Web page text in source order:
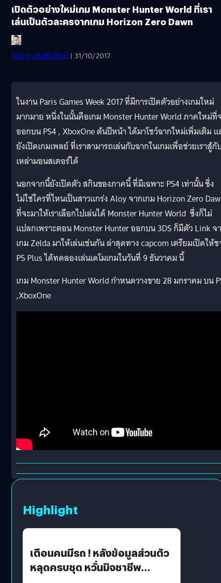
เปิดตัวอย่างใหม่เกม Monster Hunter World ที่เรา
เล่นเป็นตัวละครจากเกม Horizon Zero Dawn
วงศกร ปฐมชัยวัฒน์ | 31/10/2017
ในงาน Paris Games Week 2017 ที่มีการเปิดตัวอย่างเกมใหม่
มากมาย หนึ่งในนั้นคือเกม Monster Hunter World ภาคใหม่ที่
ออกบน PS4 , XboxOne ต้นปีหน้า ได้มาโชว์ฉากใหม่เพิ่มเติม
ยังเปิดเกมเพลย์ ที่เราสามารถเล่นกับฉากในเกมเพื่อช่วยเราสู้กั
เหล่ามอนสเตอร์ได้
นอกจากนี้ยังเปิดตัว สกินของภาคนี้ ที่มีเฉพาะ PS4 เท่านั้น ซึ่ง
ไม่ใช่ใครที่ไหนเป็นสาวแกร่ง Aloy จากเกม Horizon Zero
ที่จะมาให้เราเลือกไปเล่นได้ Monster Hunter World ซึ่งก็ไม่
แปลกเพราะตอน Monster Hunter ออกบน 3DS ก็มีตัว Link จ
เกม Zelda มาให้เล่นเช่นกัน ล่าสุดทาง capcom เตรียมเปิดให้ช
PS Plus ได้ทดลองเล่นเดโมเกมในวันที่ 9 ธันวาคม นี้
เกม Monster Hunter World กำหนดวางขาย 28 มกราคม บน
,XboxOne
Highlight
เตือนคนมีรถ ! หลังข้อมูลส่วนตัว
หลุดครบชุด หวั่นมิจชาชีพ